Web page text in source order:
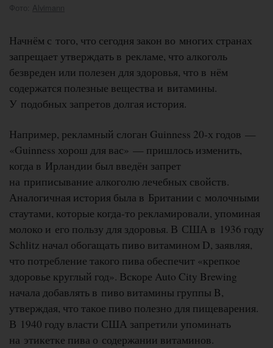
Фото: Alvimann
Начнём с того, что сегодня закон во многих странах
запрещает утверждать в рекламе, что алкоголь
безвреден или полезен для здоровья, что в нём
содержатся полезные вещества и витамины.
У подобных запретов долгая история.
Например, рекламный слоган Guinness 20-х годов —
«Guinness хорош для вас» — пришлось изменить,
когда в Ирландии был введён запрет
на приписывание алкоголю лечебных свойств.
Аналогичная история была в Британии с молочными
стаутами, которые когда-то рекламировали, упоминая
молоко и его пользу для здоровья. В США в 1936 году
Schlitz начал обогащать пиво витамином D, заявляя,
что потребление такого пива обеспечит «крепкое
здоровье круглый год». Вскоре Auto City Brewing
начала добавлять в пиво витамины группы B,
утверждая, что такое пиво полезно для пищеварения.
В 1940 году власти США запретили упоминать
на этикетке пива о содержании витаминов.